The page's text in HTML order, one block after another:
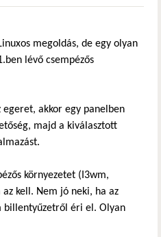
megoldás, de egy olyan
lévő csempézős
egeret, akkor egy panelben
majd a kiválasztott
környezetet (I3wm,
kell. Nem jó neki, ha az
billentyűzetről éri el. Olyan